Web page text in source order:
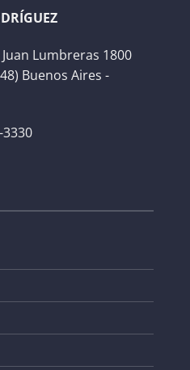
Lumbreras 1800
Buenos Aires -
3330